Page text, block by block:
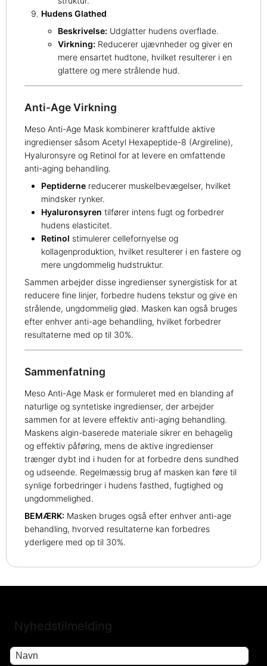
Hudens Glathed
Beskrivelse: Udglatter hudens overflade.
Virkning: Reducerer ujævnheder og giver en
mere ensartet hudtone, hvilket resulterer i en
glattere og mere strålende hud.
Anti-Age Virkning
Meso Anti-Age Mask kombinerer kraftfulde aktive
ingredienser såsom Acetyl Hexapeptide-8 (Argireline),
Hyaluronsyre og Retinol for at levere en omfattende
anti-aging behandling.
Peptiderne reducerer muskelbevægelser, hvilket
mindsker rynker.
Hyaluronsyren tilfører intens fugt og forbedrer
hudens elasticitet.
Retinol stimulerer cellefornyelse og
kollagenproduktion, hvilket resulterer i en fastere og
mere ungdommelig hudstruktur.
Sammen arbejder disse ingredienser synergistisk for at
reducere fine linjer, forbedre hudens tekstur og give en
strålende, ungdommelig glød. Masken kan også bruges
efter enhver anti-age behandling, hvilket forbedrer
resultaterne med op til 30%.
Sammenfatning
Meso Anti-Age Mask er formuleret med en blanding af
naturlige og syntetiske ingredienser, der arbejder
sammen for at levere effektiv anti-aging behandling.
Maskens algin-baserede materiale sikrer en behagelig
og effektiv påføring, mens de aktive ingredienser
trænger dybt ind i huden for at forbedre dens sundhed
og udseende. Regelmæssig brug af masken kan føre til
synlige forbedringer i hudens fasthed, fugtighed og
ungdommelighed.
BEMÆRK: Masken bruges også efter enhver anti-age
behandling, hvorved resultaterne kan forbedres
yderligere med op til 30%.
Nyhedstilmelding